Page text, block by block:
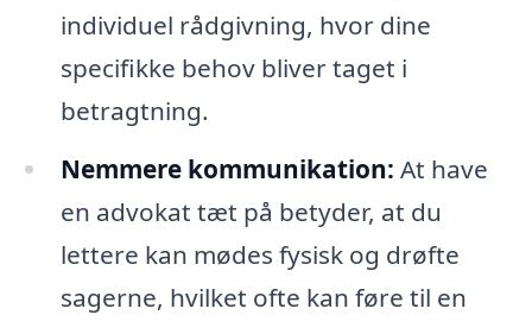
individuel rådgivning, hvor dine
specifikke behov bliver taget i
betragtning.
Nemmere kommunikation: At have
en advokat tæt på betyder, at du
lettere kan mødes fysisk og drøfte
sagerne, hvilket ofte kan føre til en